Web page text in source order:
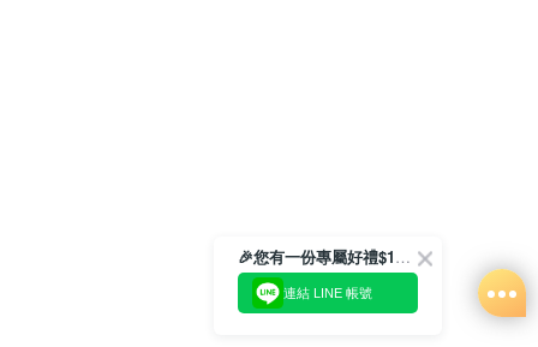
🎉您有一份專屬好禮$100正等著您🎁
連結 LINE 帳號